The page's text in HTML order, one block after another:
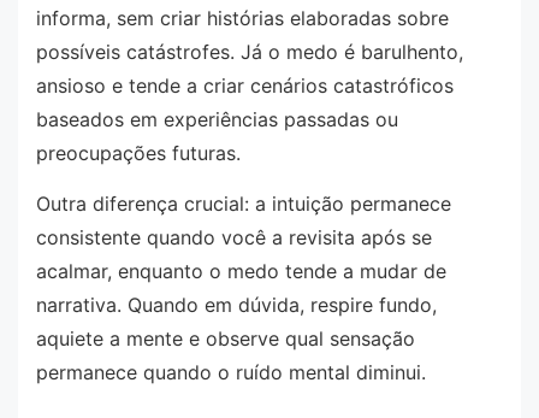
informa, sem criar histórias elaboradas sobre
possíveis catástrofes. Já o medo é barulhento,
ansioso e tende a criar cenários catastróficos
baseados em experiências passadas ou
preocupações futuras.
Outra diferença crucial: a intuição permanece
consistente quando você a revisita após se
acalmar, enquanto o medo tende a mudar de
narrativa. Quando em dúvida, respire fundo,
aquiete a mente e observe qual sensação
permanece quando o ruído mental diminui.